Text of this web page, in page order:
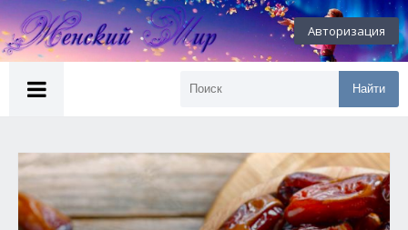
Авторизация
Найти